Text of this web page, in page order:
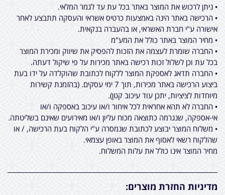
• ניתן לרכוש את המוצר באתר בכל עת עד לגמר המלאי.
• הרכישה באתר הינה באמצעות כרטיס אשראי והעסקה תתבצע לאחר
אישורה ע"י חברת האשראי, או בהעברה בנקאית.
• מחיר המוצר באתר כולל את המע"מ
• החברה שומרת לעצמה את הזכות להפסיק את שיווק ומכירת המוצר
בכל עת וכן לשלול זכות רכישה באתר מכירות על פי שיקול דעתה.
• החברה תדאג לאספקת המוצר ללקוח לכתובת שהוקלדה על ידו בעת
ביצוע הרכישה באתר מכירות, תוך 7 ימי עסקים. (בהזמנת קשירות
מיוחדות לציציות, יתכן עוד עיכוב קטן).
• החברה לא תהא אחראית לכל איחור ו/או עיכוב באספקה ו/או
אי-אספקה, שנגרמה כתוצאה מכוח עליון ו/או מאירועים שאינם בשליטתה.
• משלוח המוצר יבוצע לכתובת שנמסרה ע"י הלקוח בעת הרכישה, / או
שהלקוח רשאי לאסוף את המוצר באופן עצמאי.
מחיר המוצר אינו כולל את עלות המשלוח.
מדיניות החזרת מוצרים: